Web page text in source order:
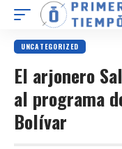
UNCATEGORIZED
El arjonero
al programa
Bolívar